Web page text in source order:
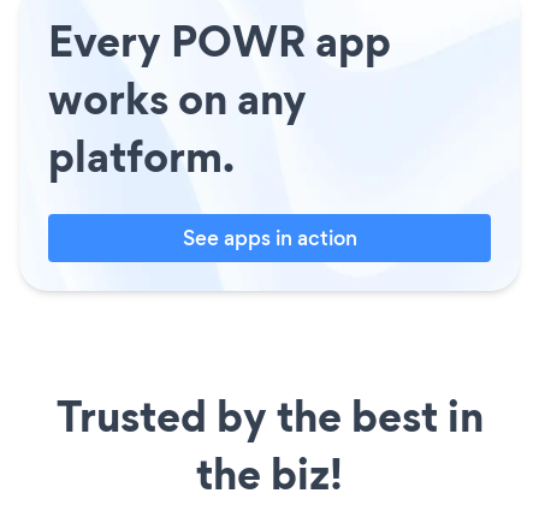
Every POWR app
works on any
platform.
See apps in action
Trusted by the best in
the biz!